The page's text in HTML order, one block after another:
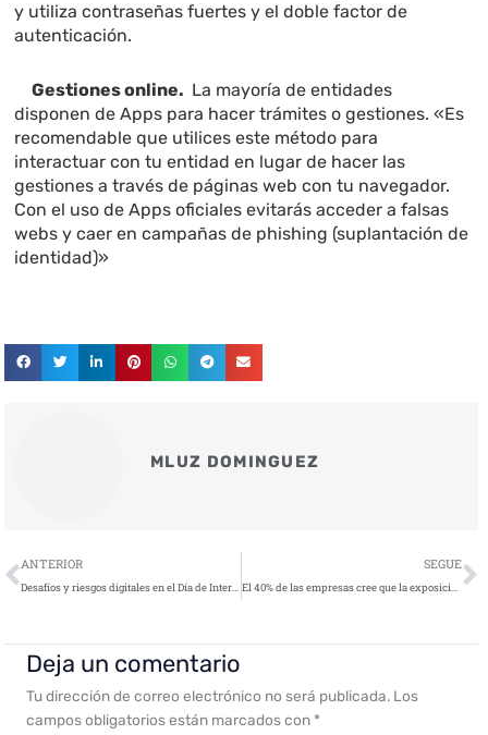
y utiliza contraseñas fuertes y el doble factor de
autenticación.
Gestiones online. La mayoría de entidades
disponen de Apps para hacer trámites o gestiones. «Es
recomendable que utilices este método para
interactuar con tu entidad en lugar de hacer las
gestiones a través de páginas web con tu navegador.
Con el uso de Apps oficiales evitarás acceder a falsas
webs y caer en campañas de phishing (suplantación de
identidad)»
MLUZ DOMINGUEZ
Ant
ANTERIOR
Desafíos y riesgos digitales en el Día de Internet: La importancia de la ciberseguridad
SEGUE
El 40% de las empresas cree que la exposición de datos y los accesos no autorizados son los principales riesgos de seguridad del Cloud
Deja un comentario
Tu dirección de correo electrónico no será publicada. Los
campos obligatorios están marcados con *